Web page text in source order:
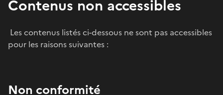
Contenus non accessibles
Les contenus listés ci-dessous ne sont pas accessibles
pour les raisons suivantes :
Non conformité